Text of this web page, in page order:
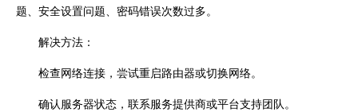
题、安全设置问题、密码错误次数过多。
解决方法：
检查网络连接，尝试重启路由器或切换网络。
确认服务器状态，联系服务提供商或平台支持团队。